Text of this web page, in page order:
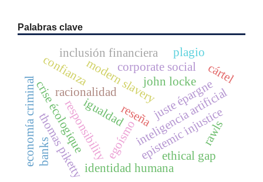
Palabras clave
reseñaepistemic injustice
modern slavery
inteligencia artificial
racionalidad
identidad humana
crise écologique juste épargne
rawls
inclusión financiera
igualdad
thomas piketty
john locke
corporate social
responsibilityegoísmo
economía criminal
cártel
confianza
plagio
banks ethical gap